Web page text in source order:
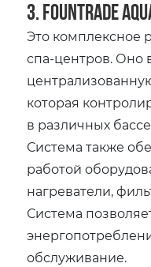
3. Fountrade
Это комплексное
спа-центров. Оно
которая
в различных
Система также
работой
нагреватели,
Система
обслуживание.